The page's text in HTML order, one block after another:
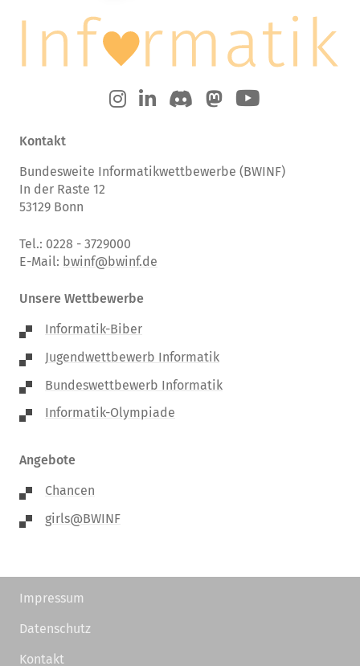
Kontakt
Bundesweite Informatikwettbewerbe (BWINF)
In der Raste 12
53129 Bonn
Tel.: 0228 - 3729000
E-Mail: bwinf@bwinf.de
Unsere Wettbewerbe
Informatik-Biber
Jugendwettbewerb Informatik
Bundeswettbewerb Informatik
Informatik-Olympiade
Angebote
Chancen
girls@BWINF
Impressum
Datenschutz
Kontakt